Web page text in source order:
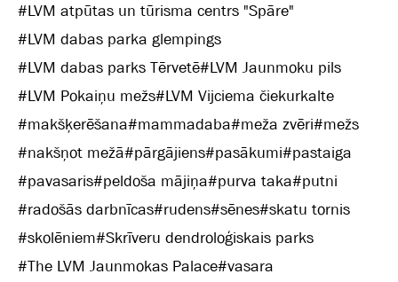
#LVM atpūtas un tūrisma centrs "Spāre"
#LVM dabas parka glempings
#LVM dabas parks Tērvetē#LVM Jaunmoku pils
#LVM Pokaiņu mežs#LVM Vijciema čiekurkalte
#makšķerēšana#mammadaba#meža zvēri#mežs
#nakšņot mežā#pārgājiens#pasākumi#pastaiga
#pavasaris#peldoša mājiņa#purva taka#putni
#radošās darbnīcas#rudens#sēnes#skatu tornis
#skolēniem#Skrīveru dendroloģiskais parks
#The LVM Jaunmokas Palace#vasara